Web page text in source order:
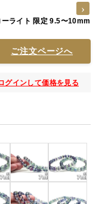
ーライト 限定 9.5〜10mm
ご注文ページへ
グインして価格を見る